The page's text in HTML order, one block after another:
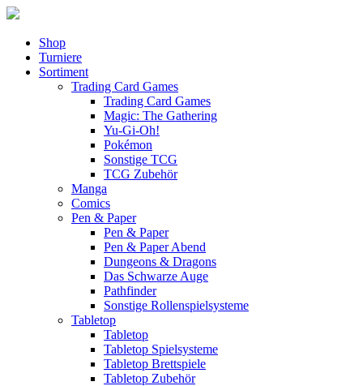
Shop
Turniere
Sortiment
Trading Card Games
Trading Card Games
Magic: The Gathering
Yu-Gi-Oh!
Pokémon
Sonstige TCG
TCG Zubehör
Manga
Comics
Pen & Paper
Pen & Paper
Pen & Paper Abend
Dungeons & Dragons
Das Schwarze Auge
Pathfinder
Sonstige Rollenspielsysteme
Tabletop
Tabletop
Tabletop Spielsysteme
Tabletop Brettspiele
Tabletop Zubehör